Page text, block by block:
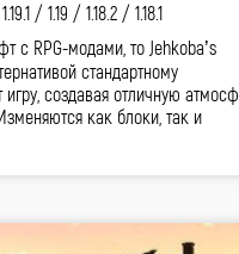
/1.19 /1.18.2 /1.18.1
с RPG-модами, то Jehkoba’s
стандартному
создавая отличную
как блоки, так и